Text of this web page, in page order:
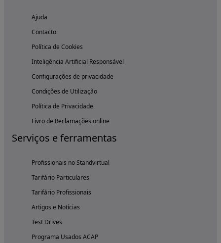
Ajuda
Contacto
Política de Cookies
Inteligência Artificial Responsável
Configurações de privacidade
Condições de Utilização
Política de Privacidade
Livro de Reclamações online
Serviços e ferramentas
Profissionais no Standvirtual
Tarifário Particulares
Tarifário Profissionais
Artigos e Notícias
Test Drives
Programa Usados ACAP